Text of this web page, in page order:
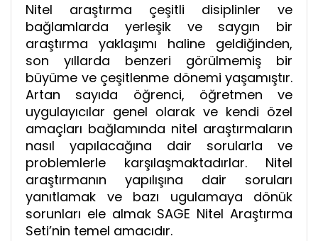
Nitel araştırma çeşitli disiplinler ve
bağlamlarda yerleşik ve saygın bir
araştırma yaklaşımı haline geldiğinden,
son yıllarda benzeri görülmemiş bir
büyüme ve çeşitlenme dönemi yaşamıştır.
Artan sayıda öğrenci, öğretmen ve
uygulayıcılar genel olarak ve kendi özel
amaçları bağlamında nitel araştırmaların
nasıl yapılacağına dair sorularla ve
problemlerle karşılaşmaktadırlar. Nitel
araştırmanın yapılışına dair soruları
yanıtlamak ve bazı ugulamaya dönük
sorunları ele almak SAGE Nitel Araştırma
Seti’nin temel amacıdır.